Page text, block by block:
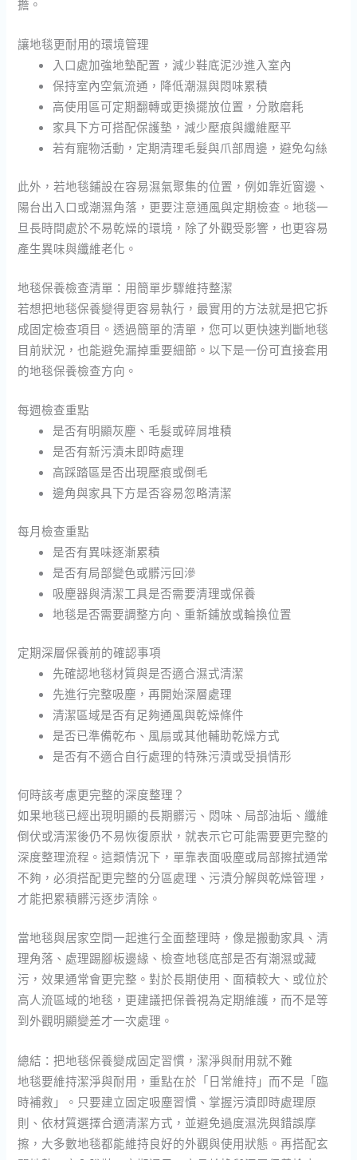
擔。
讓地毯更耐用的環境管理
入口處加強地墊配置，減少鞋底泥沙進入室內
保持室內空氣流通，降低潮濕與悶味累積
高使用區可定期翻轉或更換擺放位置，分散磨耗
家具下方可搭配保護墊，減少壓痕與纖維壓平
若有寵物活動，定期清理毛髮與爪部周邊，避免勾絲
此外，若地毯鋪設在容易濕氣聚集的位置，例如靠近窗邊、
陽台出入口或潮濕角落，更要注意通風與定期檢查。地毯一
旦長時間處於不易乾燥的環境，除了外觀受影響，也更容易
產生異味與纖維老化。
地毯保養檢查清單：用簡單步驟維持整潔
若想把地毯保養變得更容易執行，最實用的方法就是把它拆
成固定檢查項目。透過簡單的清單，您可以更快速判斷地毯
目前狀況，也能避免漏掉重要細節。以下是一份可直接套用
的地毯保養檢查方向。
每週檢查重點
是否有明顯灰塵、毛髮或碎屑堆積
是否有新污漬未即時處理
高踩踏區是否出現壓痕或倒毛
邊角與家具下方是否容易忽略清潔
每月檢查重點
是否有異味逐漸累積
是否有局部變色或髒污回滲
吸塵器與清潔工具是否需要清理或保養
地毯是否需要調整方向、重新鋪放或輪換位置
定期深層保養前的確認事項
先確認地毯材質與是否適合濕式清潔
先進行完整吸塵，再開始深層處理
清潔區域是否有足夠通風與乾燥條件
是否已準備乾布、風扇或其他輔助乾燥方式
是否有不適合自行處理的特殊污漬或受損情形
何時該考慮更完整的深度整理？
如果地毯已經出現明顯的長期髒污、悶味、局部油垢、纖維
倒伏或清潔後仍不易恢復原狀，就表示它可能需要更完整的
深度整理流程。這類情況下，單靠表面吸塵或局部擦拭通常
不夠，必須搭配更完整的分區處理、污漬分解與乾燥管理，
才能把累積髒污逐步清除。
當地毯與居家空間一起進行全面整理時，像是搬動家具、清
理角落、處理踢腳板邊緣、檢查地毯底部是否有潮濕或藏
污，效果通常會更完整。對於長期使用、面積較大、或位於
高人流區域的地毯，更建議把保養視為定期維護，而不是等
到外觀明顯變差才一次處理。
總結：把地毯保養變成固定習慣，潔淨與耐用就不難
地毯要維持潔淨與耐用，重點在於「日常維持」而不是「臨
時補救」。只要建立固定吸塵習慣、掌握污漬即時處理原
則、依材質選擇合適清潔方式，並避免過度濕洗與錯誤摩
擦，大多數地毯都能維持良好的外觀與使用狀態。再搭配玄